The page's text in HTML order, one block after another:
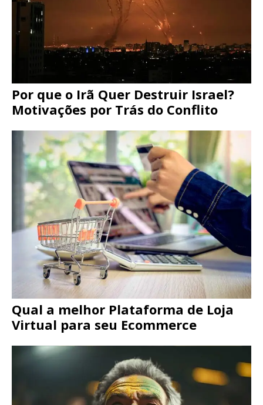
Por que o Irã Quer Destruir Israel?
Motivações por Trás do Conflito
Qual a melhor Plataforma de Loja
Virtual para seu Ecommerce